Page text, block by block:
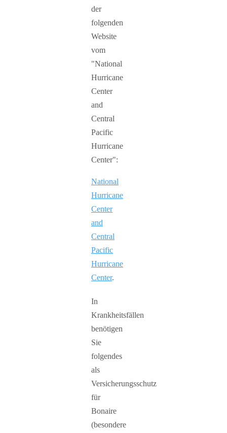
der
folgenden
Website
vom
"National
Hurricane
Center
and
Central
Pacific
Hurricane
Center":
National
Hurricane
Center
and
Central
Pacific
Hurricane
Center.
In
Krankheitsfällen
benötigen
Sie
folgendes
als
Versicherungsschutz
für
Bonaire
(besondere